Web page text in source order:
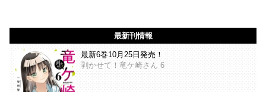
最新刊情報
最新6巻10月25日発売！
剥かせて！竜ケ崎さん 6